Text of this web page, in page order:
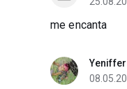
me encanta